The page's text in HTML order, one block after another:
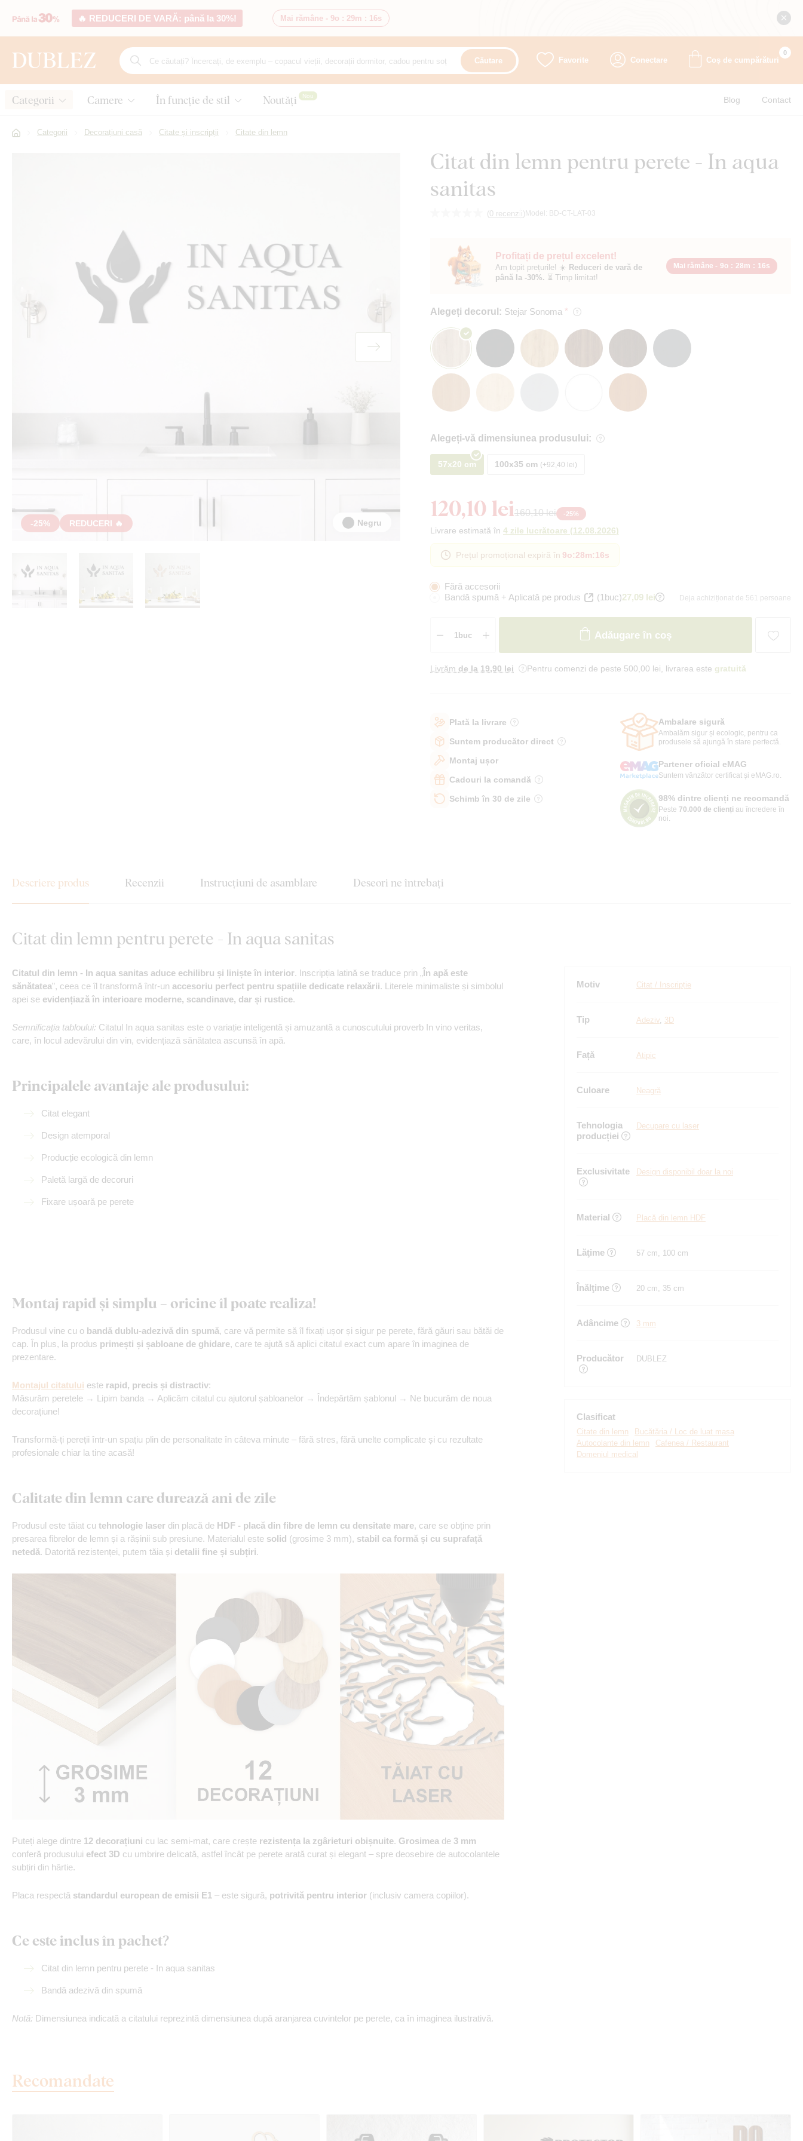
🔥 REDUCERI DE VARĂ: până la 30%! Mai rămâne - 9o : 29m : 15s
Căutare Favorite Conectare Coș de cumpărături
0
Categorii Camere În funcție de stil Noutăți Nou Blog Contact
Categorii Decorațiuni casă Citate și inscripții Citate din lemn
Citat din lemn pentru perete - In aqua
sanitas
(0 recenzii) Model: BD-CT-LAT-03
-25% REDUCERI 🔥 Negru
Profitați de prețul excelent!
Am topit prețurile! ☀️ Reduceri de vară de
până la -30%. ⏳ Timp limitat!
Mai rămâne - 9o : 28m : 15s
Alegeți decorul: Stejar Sonoma
Alegeți-vă dimensiunea produsului:
57x20 cm 100x35 cm +92,40 lei
120,10 lei160,10 lei -25%
Livrare estimată în 4 zile lucrătoare (12.08.2026)
Prețul promoțional expiră în 9o:28m:15s
Fără accesorii
Bandă spumă + Aplicată pe produs
(1buc)27,09 lei Deja achiziționat de 561 persoane
Adăugare în coș
Livrăm de la 19,90 lei Pentru comenzi de peste 500,00 lei, livrarea este gratuită
Plată la livrare
Suntem producător direct
Montaj ușor
Cadouri la comandă
Schimb în 30 de zile
Ambalare sigură
Ambalăm sigur și ecologic, pentru ca
produsele să ajungă în stare perfectă.
Partener oficial eMAG
Suntem vânzător certificat și eMAG.ro.
98% dintre clienți ne recomandă
Peste 70.000 de clienți au încredere în
noi.
Descriere produs Recenzii Instrucțiuni de asamblare Deseori ne întrebați
Citat din lemn pentru perete - In aqua sanitas
Citatul din lemn - In aqua sanitas aduce echilibru și liniște în interior. Inscripția latină se traduce prin „În apă este
sănătatea”, ceea ce îl transformă într-un accesoriu perfect pentru spațiile dedicate relaxării. Literele minimaliste și simbolul
apei se evidențiază în interioare moderne, scandinave, dar și rustice.
Semnificația tabloului: Citatul In aqua sanitas este o variație inteligentă și amuzantă a cunoscutului proverb In vino veritas,
care, în locul adevărului din vin, evidențiază sănătatea ascunsă în apă.
Principalele avantaje ale produsului:
Citat elegant
Design atemporal
Producție ecologică din lemn
Paletă largă de decoruri
Fixare ușoară pe perete
Montaj rapid și simplu – oricine îl poate realiza!
Produsul vine cu o bandă dublu-adezivă din spumă, care vă permite să îl fixați ușor și sigur pe perete, fără găuri sau bătăi de
cap. În plus, la produs primești și șabloane de ghidare, care te ajută să aplici citatul exact cum apare în imaginea de
prezentare.
Montajul citatului este rapid, precis și distractiv:
Măsurăm peretele → Lipim banda → Aplicăm citatul cu ajutorul șabloanelor → Îndepărtăm șablonul → Ne bucurăm de noua
decorațiune!
Transformă-ți pereții într-un spațiu plin de personalitate în câteva minute – fără stres, fără unelte complicate și cu rezultate
profesionale chiar la tine acasă!
Calitate din lemn care durează ani de zile
Produsul este tăiat cu tehnologie laser din placă de HDF - placă din fibre de lemn cu densitate mare, care se obține prin
presarea fibrelor de lemn și a rășinii sub presiune. Materialul este solid (grosime 3 mm), stabil ca formă și cu suprafață
netedă. Datorită rezistenței, putem tăia și detalii fine și subțiri.
Puteți alege dintre 12 decorațiuni cu lac semi-mat, care crește rezistența la zgârieturi obișnuite. Grosimea de 3 mm
conferă produsului efect 3D cu umbrire delicată, astfel încât pe perete arată curat și elegant – spre deosebire de autocolantele
subțiri din hârtie.
Placa respectă standardul european de emisii E1 – este sigură, potrivită pentru interior (inclusiv camera copiilor).
Ce este inclus în pachet?
Citat din lemn pentru perete - In aqua sanitas
Bandă adezivă din spumă
Notă: Dimensiunea indicată a citatului reprezintă dimensiunea după aranjarea cuvintelor pe perete, ca în imaginea ilustrativă.
Motiv Citat / Inscripție
Tip Adeziv, 3D
Față Atipic
Culoare Neagră
Tehnologia
producției
Decupare cu laser
Exclusivitate Design disponibil doar la noi
Material Placă din lemn HDF
Lăţime 57 cm, 100 cm
Înălţime 20 cm, 35 cm
Adâncime 3 mm
Producător DUBLEZ
Clasificat
Citate din lemn
Bucătăria / Loc de luat masa
Autocolante din lemn
Cafenea / Restaurant
Domeniul medical
Recomandate